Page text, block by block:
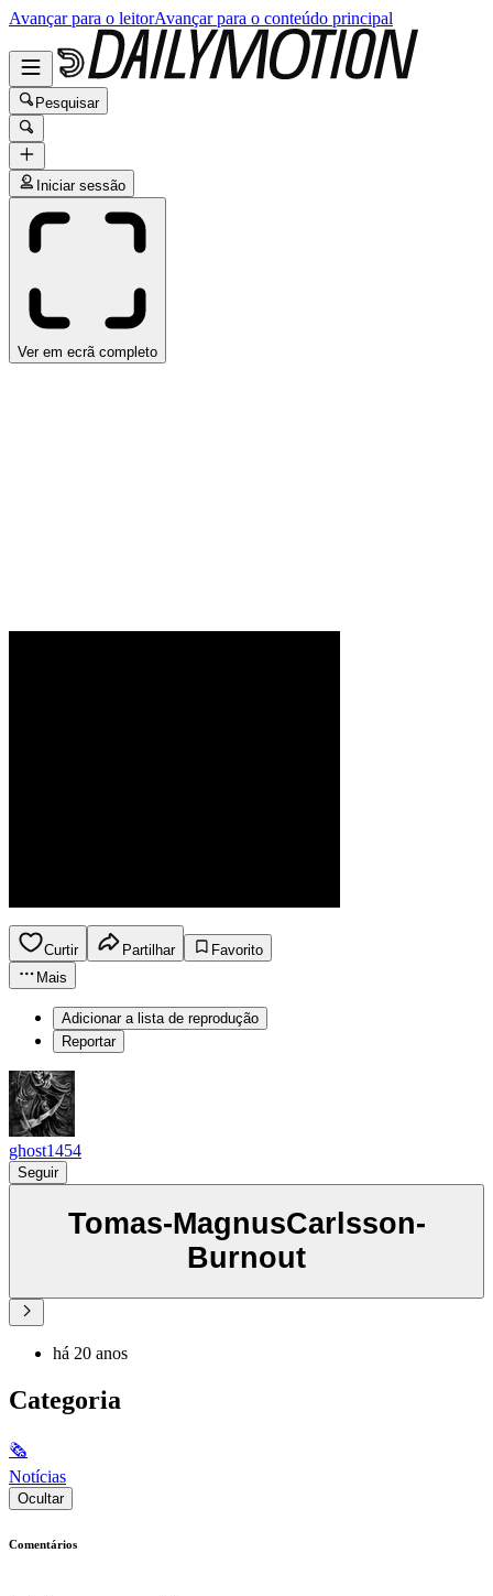
Avançar para o leitorAvançar para o conteúdo principal
Pesquisar
Iniciar sessão
Ver em ecrã completo
Curtir Partilhar
Favorito
Mais
Adicionar a lista de reprodução
Reportar
ghost1454
Seguir
Tomas-MagnusCarlsson-
Burnout
há 20 anos
Categoria
🗞
Notícias
Ocultar
Comentários